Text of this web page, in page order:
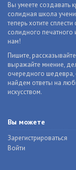
Вы умеете создавать
солидная школа
теперь хотите
солидного
нам!
Пишите,
выражайте мнение,
очередного шедевра,
найдем ответы на
искусством.
Вы можете
Зарегистрироваться
Войти